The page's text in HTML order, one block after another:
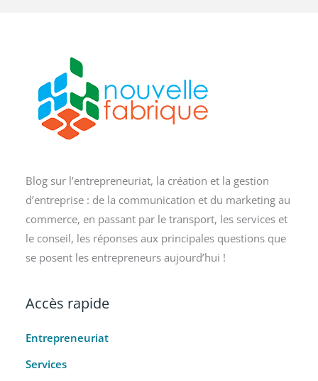
Blog sur l’entrepreneuriat, la création et la gestion
d’entreprise : de la communication et du marketing au
commerce, en passant par le transport, les services et
le conseil, les réponses aux principales questions que
se posent les entrepreneurs aujourd’hui !
Accès rapide
Entrepreneuriat
Services